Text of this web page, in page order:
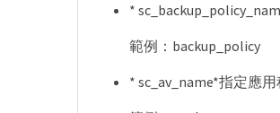
*
範例：backup_policy
* sc_av_name*指定應